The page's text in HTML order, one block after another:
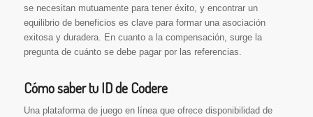
se necesitan mutuamente para tener éxito, y encontrar un
equilibrio de beneficios es clave para formar una asociación
exitosa y duradera. En cuanto a la compensación, surge la
pregunta de cuánto se debe pagar por las referencias.
Cómo saber tu ID de Codere
Una plataforma de juego en línea que ofrece disponibilidad de